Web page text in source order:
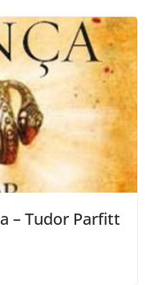
– Tudor Parfitt